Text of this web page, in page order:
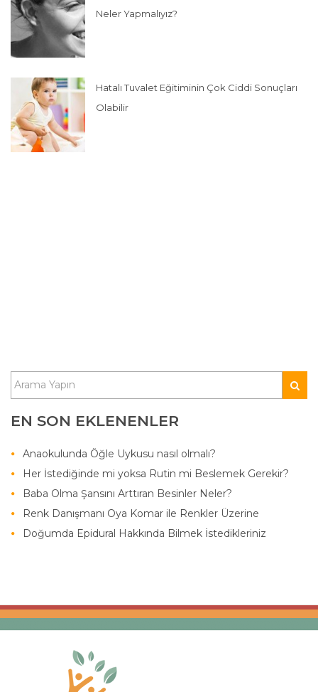
Neler Yapmalıyız?
Hatalı Tuvalet Eğitiminin Çok Ciddi Sonuçları
Olabilir
EN SON EKLENENLER
Anaokulunda Öğle Uykusu nasıl olmalı?
Her İstediğinde mi yoksa Rutin mi Beslemek Gerekir?
Baba Olma Şansını Arttıran Besinler Neler?
Renk Danışmanı Oya Komar ile Renkler Üzerine
Doğumda Epidural Hakkında Bilmek İstedikleriniz